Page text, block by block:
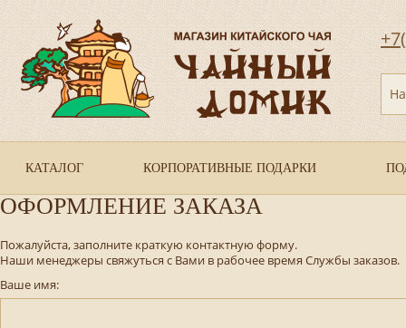
КАТАЛОГ КОРПОРАТИВНЫЕ ПОДАРКИ
ОФОРМЛЕНИЕ ЗАКАЗА
Пожалуйста, заполните краткую контактную форму.
Наши менеджеры свяжуться с Вами в рабочее время Службы заказов.
Ваше имя: